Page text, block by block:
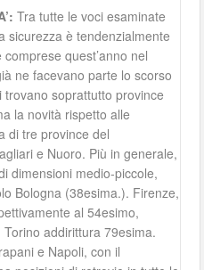
Tra tutte le voci esaminate
sicurezza è tendenzialmente
quest’anno nel
ne facevano parte lo scorso
soprattutto province
la novità rispetto alle
di tre province del
e Nuoro. Più in generale,
dimensioni medio-piccole,
Bologna (38esima.). Firenze,
al 54esimo,
addirittura 79esima.
e Napoli, con il